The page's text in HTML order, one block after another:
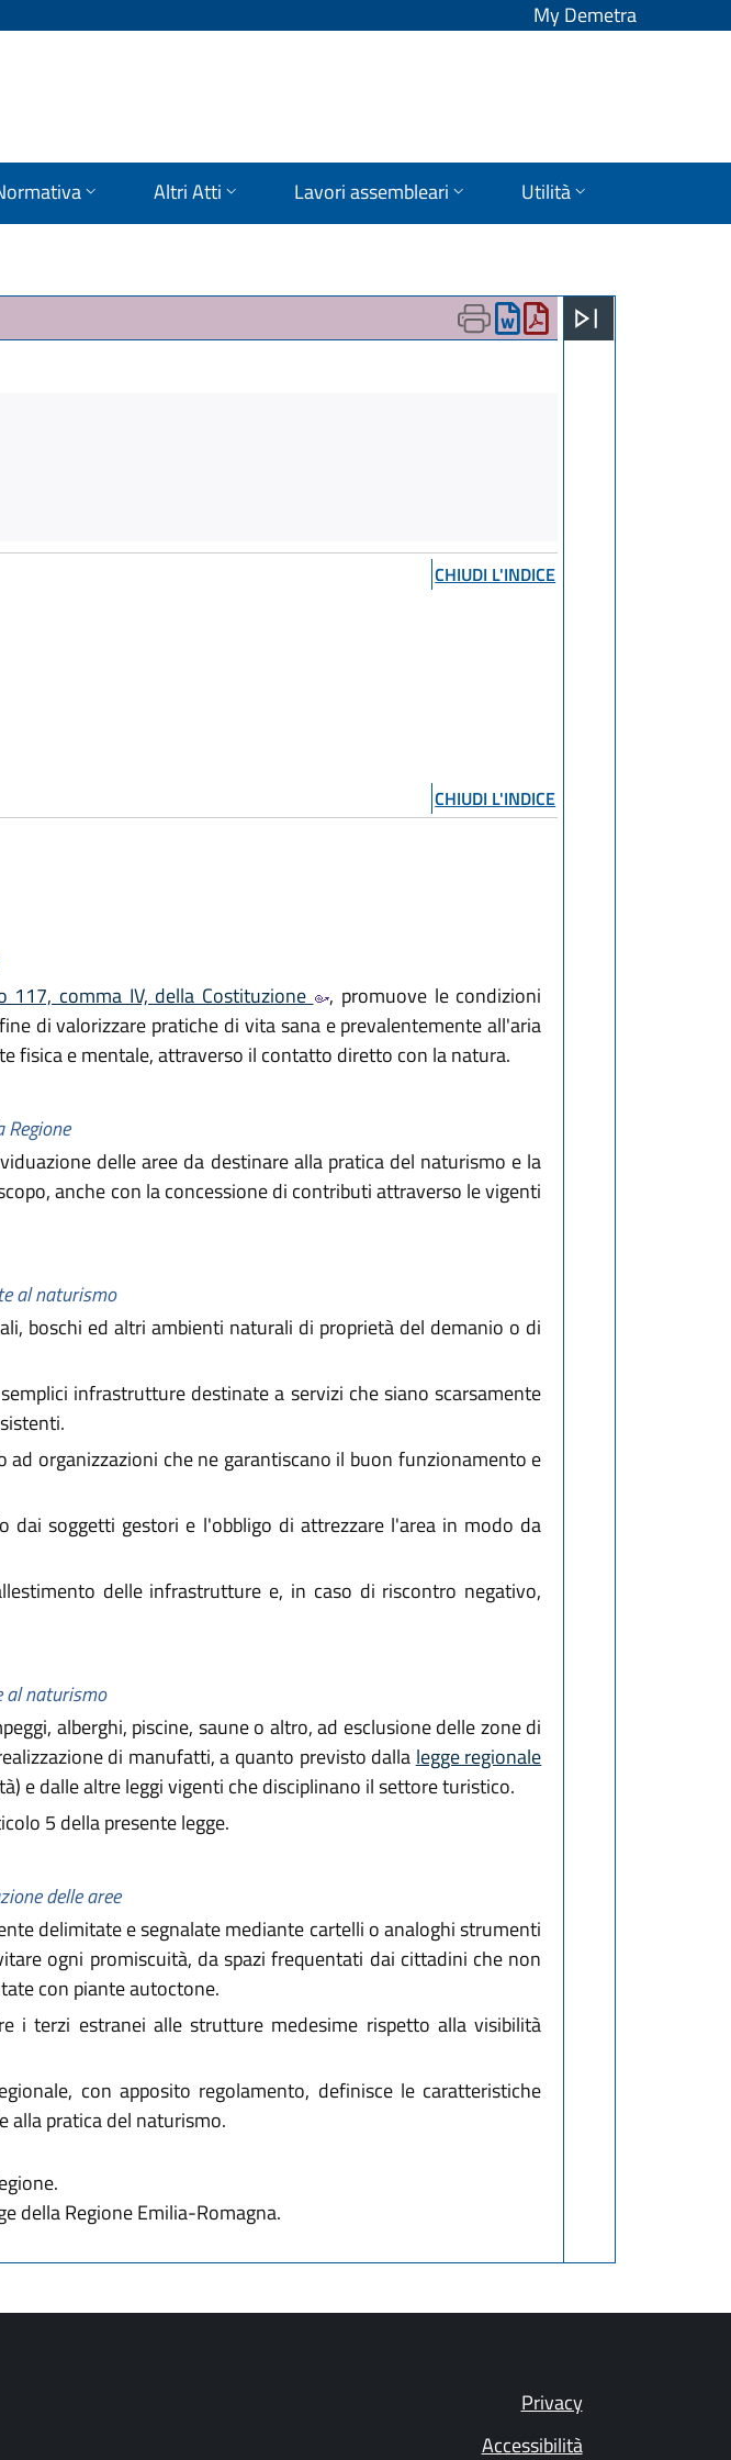
My Demetra
Altri Atti Lavori assembleari Utilità
CHIUDI L'INDICE
CHIUDI L'INDICE
117, comma IV, della Costituzione
, promuove le condizioni
di valorizzare pratiche di vita sana e prevalentemente all'aria
fisica e mentale, attraverso il contatto diretto con la natura.
Regione
delle aree da destinare alla pratica del naturismo e la
anche con la concessione di contributi attraverso le vigenti
al naturismo
boschi ed altri ambienti naturali di proprietà del demanio o di
infrastrutture destinate a servizi che siano scarsamente
organizzazioni che ne garantiscano il buon funzionamento e
soggetti gestori e l'obbligo di attrezzare l'area in modo da
delle infrastrutture e, in caso di riscontro negativo,
al naturismo
alberghi, piscine, saune o altro, ad esclusione delle zone di
di manufatti, a quanto previsto dalla legge regionale
e dalle altre leggi vigenti che disciplinano il settore turistico.
5 della presente legge.
delle aree
delimitate e segnalate mediante cartelli o analoghi strumenti
ogni promiscuità, da spazi frequentati dai cittadini che non
con piante autoctone.
i terzi estranei alle strutture medesime rispetto alla visibilità
con apposito regolamento, definisce le caratteristiche
alla pratica del naturismo.
della Regione Emilia-Romagna.
Privacy
Accessibilità